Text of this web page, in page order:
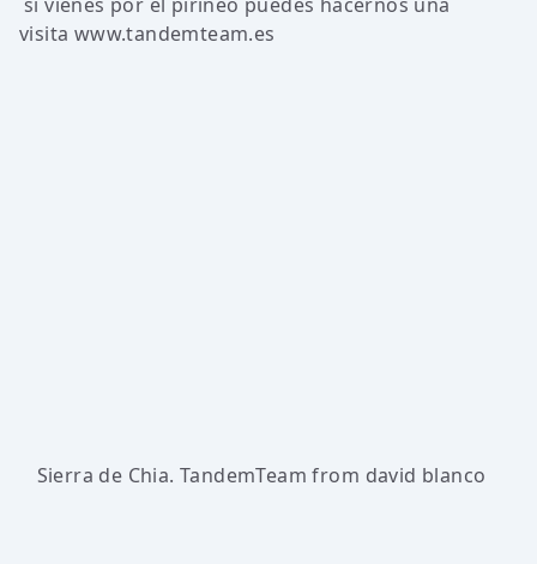
visita www.tandemteam.es
Sierra de Chia. TandemTeam from david blanco